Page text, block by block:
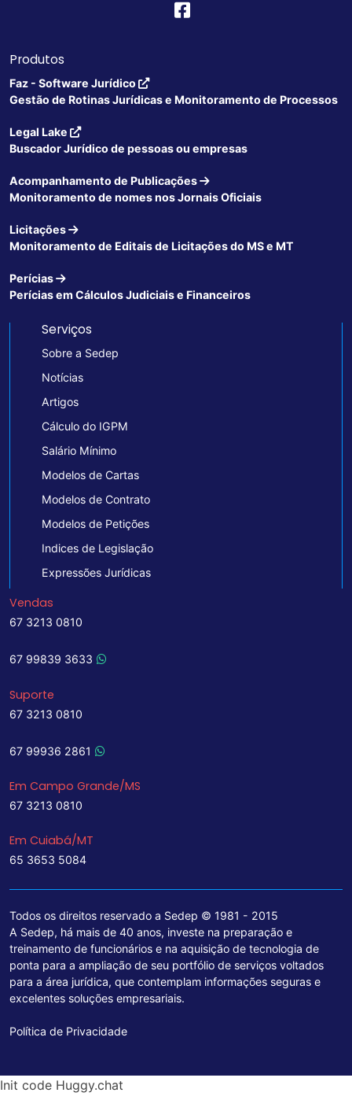
Produtos
Faz - Software Jurídico
Gestão de Rotinas Jurídicas e Monitoramento de Processos
Legal Lake
Buscador Jurídico de pessoas ou empresas
Acompanhamento de Publicações
Monitoramento de nomes nos Jornais Oficiais
Licitações
Monitoramento de Editais de Licitações do MS e MT
Perícias
Perícias em Cálculos Judiciais e Financeiros
Serviços
Sobre a Sedep
Notícias
Artigos
Cálculo do IGPM
Salário Mínimo
Modelos de Cartas
Modelos de Contrato
Modelos de Petições
Indices de Legislação
Expressões Jurídicas
Vendas
67 3213 0810
67 99839 3633
Suporte
67 3213 0810
67 99936 2861
Em Campo Grande/MS
67 3213 0810
Em Cuiabá/MT
65 3653 5084
Todos os direitos reservado a Sedep © 1981 - 2015
A Sedep, há mais de 40 anos, investe na preparação e
treinamento de funcionários e na aquisição de tecnologia de
ponta para a ampliação de seu portfólio de serviços voltados
para a área jurídica, que contemplam informações seguras e
excelentes soluções empresariais.
Política de Privacidade
Init code Huggy.chat